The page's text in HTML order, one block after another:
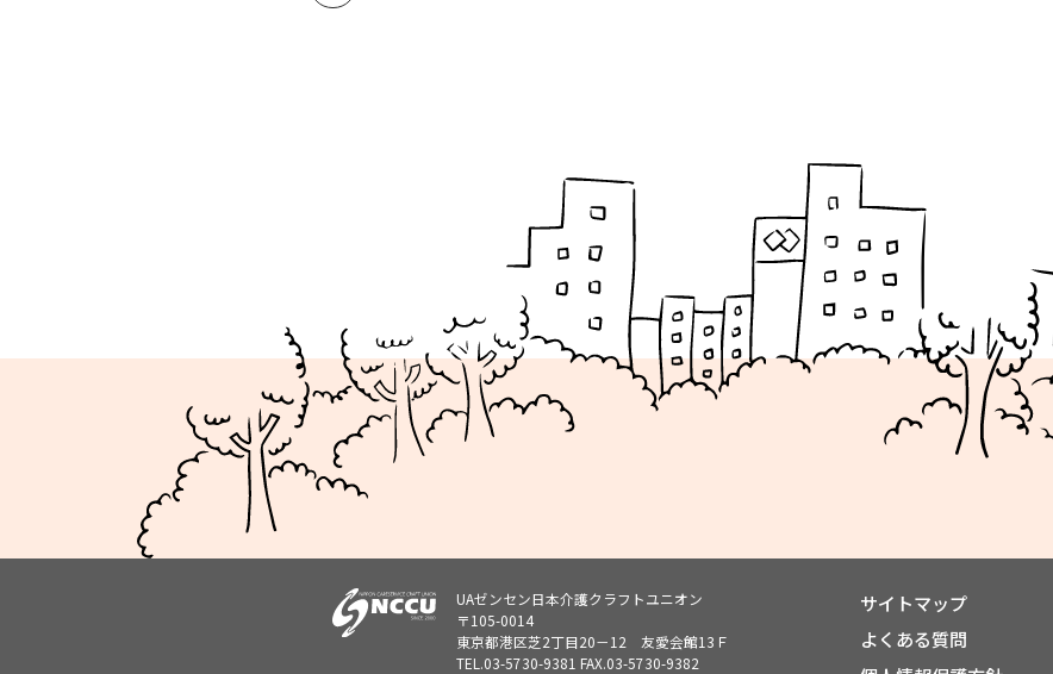
サイトマップ
よくある質問
UAゼンセン日本介護クラフトユニオン
〒105-0014
東京都港区芝2丁目20－12 友愛会館13Ｆ
TEL.03-5730-9381 FAX.03-5730-9382